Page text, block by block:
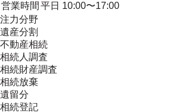
営業時間 平日 10:00〜17:00
注力分野
遺産分割
不動産相続
相続人調査
相続財産調査
相続放棄
遺留分
相続登記